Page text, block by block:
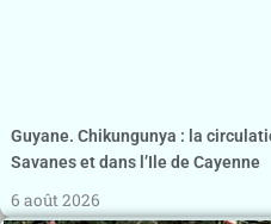
Guyane. Chikungunya : la
Savanes et dans l’Ile de Cayenne
6 août 2026